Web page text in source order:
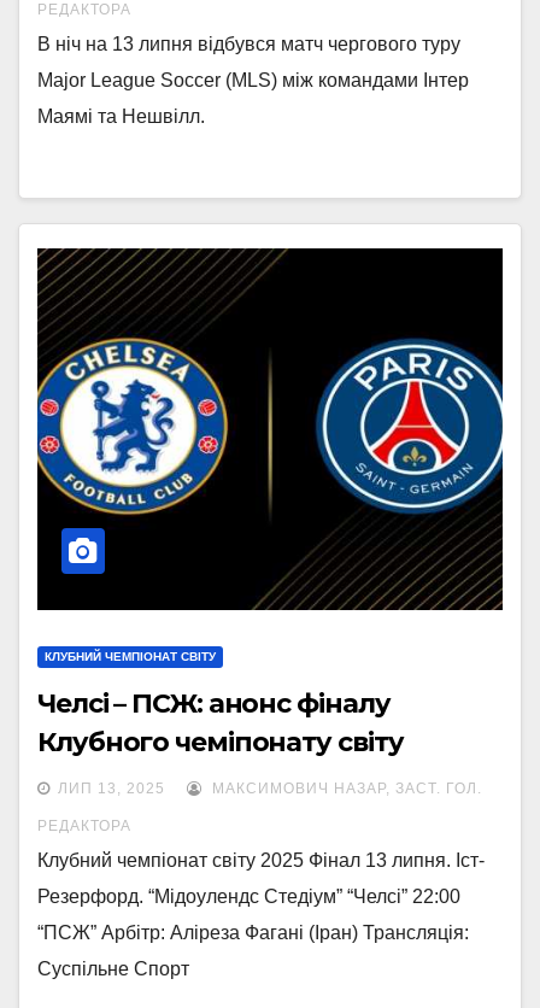
РЕДАКТОРА
В ніч на 13 липня відбувся матч чергового туру
Major League Soccer (MLS) між командами Інтер
Маямі та Нешвілл.
КЛУБНИЙ ЧЕМПІОНАТ СВІТУ
Челсі – ПСЖ: анонс фіналу
Клубного чеміпонату світу
ЛИП 13, 2025 МАКСИМОВИЧ НАЗАР, ЗАСТ. ГОЛ.
РЕДАКТОРА
Клубний чемпіонат світу 2025 Фінал 13 липня. Іст-
Резерфорд. “Мідоулендс Стедіум” “Челсі” 22:00
“ПСЖ” Арбітр: Аліреза Фагані (Іран) Трансляція:
Суспільне Спорт